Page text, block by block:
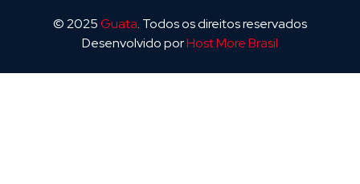
© 2025Guata. Todos os direitos reservados
Desenvolvido porHost More Brasil